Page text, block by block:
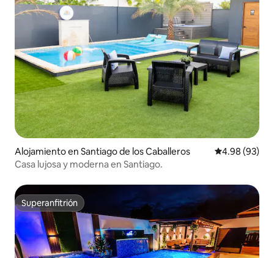
Alojamiento en Santiago de los Caballeros Calificación
4.98 (93)
Casa lujosa y moderna en Santiago.
Superanfitrión
Superanfitrión